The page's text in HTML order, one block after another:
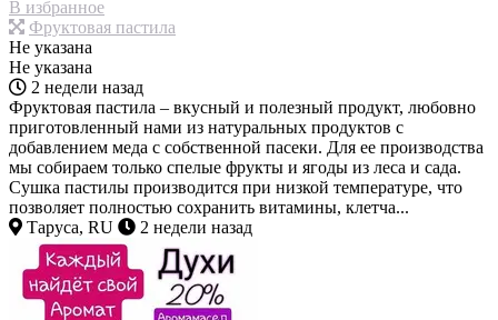
В избранное
Фруктовая пастила
Не указана
Не указана
2 недели назад
Фруктовая пастила – вкусный и полезный продукт, любовно
приготовленный нами из натуральных продуктов с
добавлением меда с собственной пасеки. Для ее производства
мы собираем только спелые фрукты и ягоды из леса и сада.
Сушка пастилы производится при низкой температуре, что
позволяет полностью сохранить витамины, клетча...
Таруса, RU
2 недели назад